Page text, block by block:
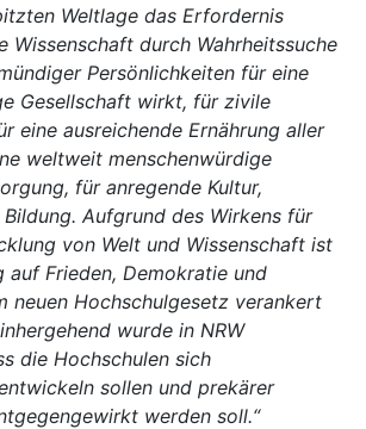
Weltlage das Erfordernis
Wissenschaft durch Wahrheitssuche
Persönlichkeiten für eine
Gesellschaft wirkt, für zivile
eine ausreichende Ernährung aller
weltweit menschenwürdige
für anregende Kultur,
Aufgrund des Wirkens für
von Welt und Wissenschaft ist
auf Frieden, Demokratie und
neuen Hochschulgesetz verankert
wurde in NRW
die Hochschulen sich
sollen und prekärer
werden soll.“